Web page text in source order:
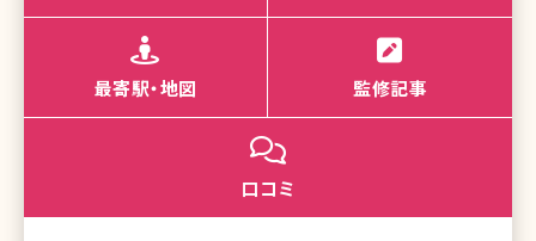
最寄駅・地図 監修記事
口コミ